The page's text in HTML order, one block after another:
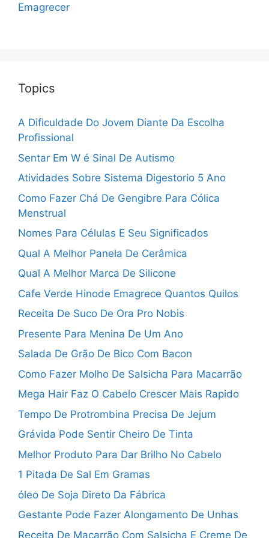
Emagrecer
Topics
A Dificuldade Do Jovem Diante Da Escolha
Profissional
Sentar Em W é Sinal De Autismo
Atividades Sobre Sistema Digestorio 5 Ano
Como Fazer Chá De Gengibre Para Cólica
Menstrual
Nomes Para Células E Seu Significados
Qual A Melhor Panela De Cerâmica
Qual A Melhor Marca De Silicone
Cafe Verde Hinode Emagrece Quantos Quilos
Receita De Suco De Ora Pro Nobis
Presente Para Menina De Um Ano
Salada De Grão De Bico Com Bacon
Como Fazer Molho De Salsicha Para Macarrão
Mega Hair Faz O Cabelo Crescer Mais Rapido
Tempo De Protrombina Precisa De Jejum
Grávida Pode Sentir Cheiro De Tinta
Melhor Produto Para Dar Brilho No Cabelo
1 Pitada De Sal Em Gramas
óleo De Soja Direto Da Fábrica
Gestante Pode Fazer Alongamento De Unhas
Receita De Macarrão Com Salsicha E Creme De